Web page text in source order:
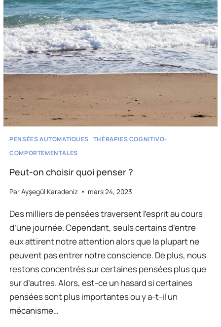
ET
LES
ERREURS
DE
JUGEMENT
PENSÉES AUTOMATIQUES | THÉRAPIES COGNITIVO-
COMPORTEMENTALES
Peut-on choisir quoi penser ?
ParAyşegül Karadeniz mars 24, 2023
Des milliers de pensées traversent l’esprit au cours
d’une journée. Cependant, seuls certains d’entre
eux attirent notre attention alors que la plupart ne
peuvent pas entrer notre conscience. De plus, nous
restons concentrés sur certaines pensées plus que
sur d’autres. Alors, est-ce un hasard si certaines
pensées sont plus importantes ou y a-t-il un
mécanisme…